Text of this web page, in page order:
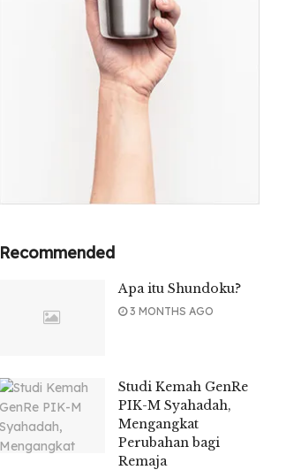
Recommended
Apa itu Shundoku?
3 MONTHS AGO
Studi Kemah GenRe
PIK-M Syahadah,
Mengangkat
Perubahan bagi
Remaja